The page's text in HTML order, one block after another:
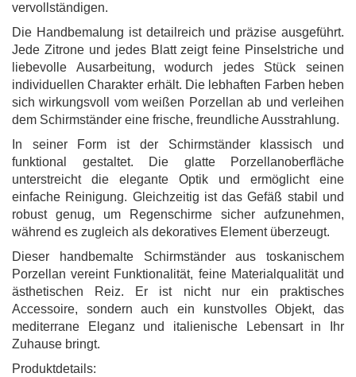
vervollständigen.
Die Handbemalung ist detailreich und präzise ausgeführt.
Jede Zitrone und jedes Blatt zeigt feine Pinselstriche und
liebevolle Ausarbeitung, wodurch jedes Stück seinen
individuellen Charakter erhält. Die lebhaften Farben heben
sich wirkungsvoll vom weißen Porzellan ab und verleihen
dem Schirmständer eine frische, freundliche Ausstrahlung.
In seiner Form ist der Schirmständer klassisch und
funktional gestaltet. Die glatte Porzellanoberfläche
unterstreicht die elegante Optik und ermöglicht eine
einfache Reinigung. Gleichzeitig ist das Gefäß stabil und
robust genug, um Regenschirme sicher aufzunehmen,
während es zugleich als dekoratives Element überzeugt.
Dieser handbemalte Schirmständer aus toskanischem
Porzellan vereint Funktionalität, feine Materialqualität und
ästhetischen Reiz. Er ist nicht nur ein praktisches
Accessoire, sondern auch ein kunstvolles Objekt, das
mediterrane Eleganz und italienische Lebensart in Ihr
Zuhause bringt.
Produktdetails: